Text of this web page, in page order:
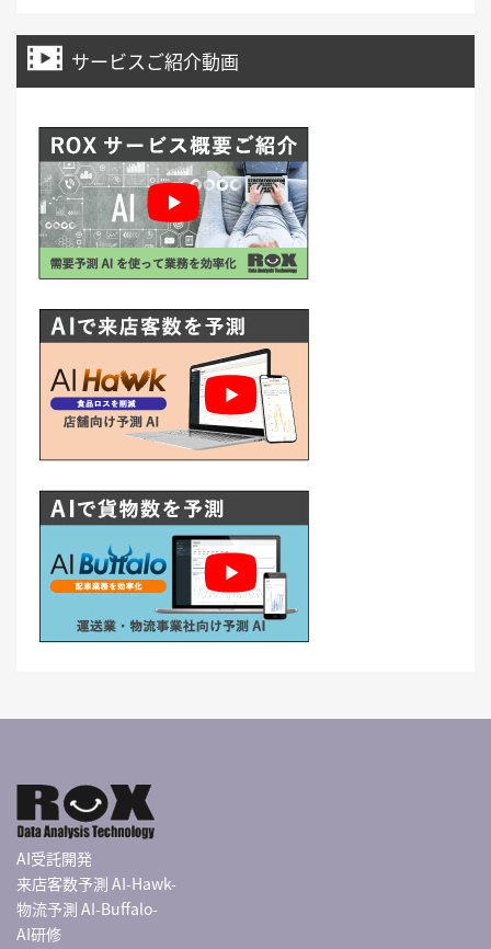
サービスご紹介動画
AI受託開発
来店客数予測 AI-Hawk-
物流予測 AI-Buffalo-
AI研修